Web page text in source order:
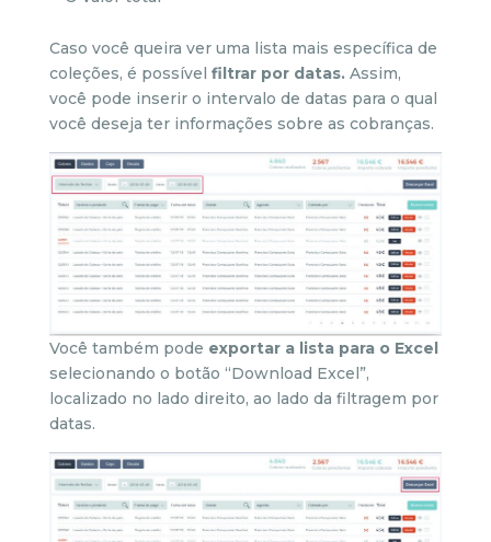
Caso você queira ver uma lista mais específica de
coleções, é possível filtrar por datas.Assim,
você pode inserir o intervalo de datas para o qual
você deseja ter informações sobre as cobranças.
Você também pode exportar a lista para o Excel
selecionando o botão “Download Excel”,
localizado no lado direito, ao lado da filtragem por
datas.